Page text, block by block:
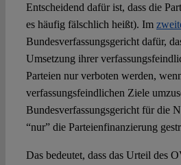
Entscheidend dafür ist, dass die
es häufig fälschlich heißt). Im
Bundesverfassungsgericht dafür,
Umsetzung ihrer
Parteien nur verboten werden,
verfassungsfeindlichen Ziele
Bundesverfassungsgericht für die
“nur” die Parteienfinanzierung
Das bedeutet, dass das Urteil des